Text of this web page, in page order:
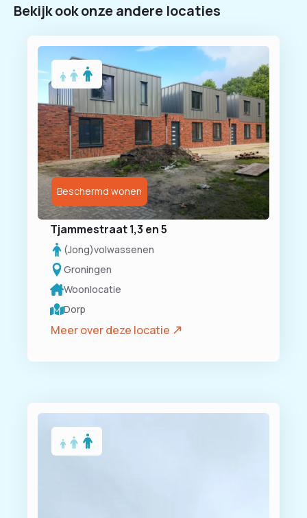
Bekijk ook onze andere locaties
Beschermd wonen
Tjammestraat 1,3 en 5
(Jong)volwassenen
Groningen
Woonlocatie
Dorp
Meer over deze locatie